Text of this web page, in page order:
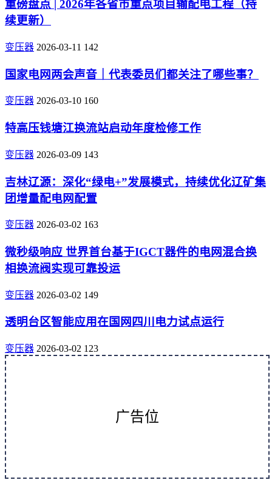
重磅盘点 | 2026年各省市重点项目输配电工程（持
续更新）
变压器 2026-03-11 142
国家电网两会声音｜代表委员们都关注了哪些事？
变压器 2026-03-10 160
特高压钱塘江换流站启动年度检修工作
变压器 2026-03-09 143
吉林辽源：深化“绿电+”发展模式，持续优化辽矿集
团增量配电网配置
变压器 2026-03-02 163
微秒级响应 世界首台基于IGCT器件的电网混合换
相换流阀实现可靠投运
变压器 2026-03-02 149
透明台区智能应用在国网四川电力试点运行
变压器 2026-03-02 123
广告位